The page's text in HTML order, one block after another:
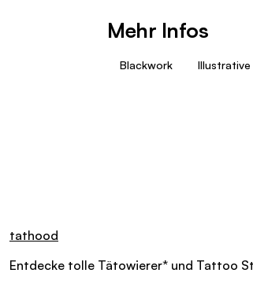
Mehr Infos
Blackwork Illustrative
tathood
Entdecke tolle Tätowierer* und Tattoo